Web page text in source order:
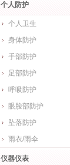
个人防护
个人卫生
身体防护
手部防护
足部防护
呼吸防护
眼脸部防护
坠落防护
雨衣/雨伞
仪器仪表